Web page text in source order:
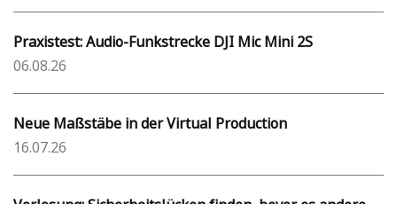
Praxistest: Audio-Funkstrecke DJI Mic Mini 2S
06.08.26
Neue Maßstäbe in der Virtual Production
16.07.26